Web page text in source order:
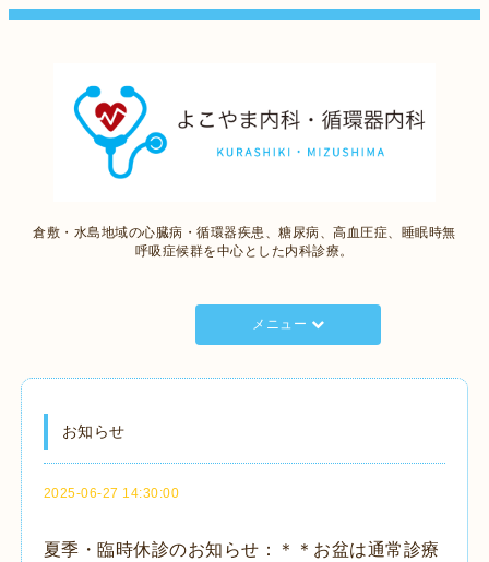
倉敷・水島地域の心臓病・循環器疾患、糖尿病、高血圧症、睡眠時無
呼吸症候群を中心とした内科診療。
メニュー
お知らせ
2025-06-27 14:30:00
夏季・臨時休診のお知らせ：＊＊お盆は通常診療